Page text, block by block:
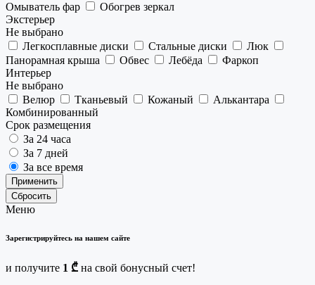
Омыватель фар
Обогрев зеркал
Экстерьер
Не выбрано
Легкосплавные диски
Стальные диски
Люк
Панорамная крыша
Обвес Лебёда
Фаркоп
Интерьер
Не выбрано
Велюр
Тканьевый Кожаный
Алькантара
Комбинированный
Срок размещения
За 24 часа
За 7 дней
За все время
Применить
Сбросить
Меню
Зарегистрируйтесь на нашем сайте
и получите 1 ₾ на свой бонусный счет!